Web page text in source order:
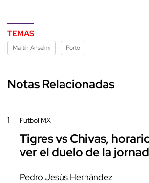
TEMAS
Martín Anselmi Porto
Notas Relacionadas
1 Futbol MX
Tigres vs Chivas,
ver el duelo de la
Pedro Jesús Hernández